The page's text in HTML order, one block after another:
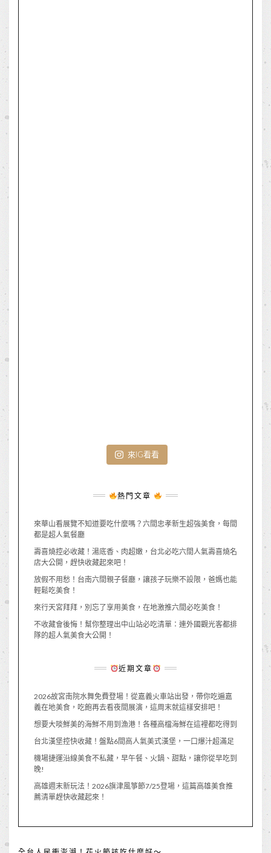
來IG看看
熱門文章
來華山看展覽不知道要吃什麼嗎？六間忠孝新生超強美食，每間
都是超人氣餐廳
壽喜燒控必收藏！湯底香、肉超嫩，台北必吃六間人氣壽喜燒名
店大公開，趕快收藏起來吧！
放假不用愁！台南六間親子餐廳，讓孩子玩樂不設限，爸媽也能
輕鬆吃美食！
來行天宮拜拜，別忘了享用美食，在地激推六間必吃美食！
不收藏會後悔！幫你整理出中山站必吃清單：連外國觀光客都排
隊的超人氣美食大公開！
近期文章
2026故宮南院水舞免費登場！從嘉義火車站出發，帶你吃遍嘉
義在地美食，吃飽再去看夜間展演，這周末就這樣安排吧！
想要大啖鮮美的海鮮不用到漁港！各種高檔海鮮在這裡都吃得到
台北漢堡控快收藏！盤點6間高人氣美式漢堡，一口爆汁超滿足
機場捷運沿線美食不私藏，早午餐、火鍋、甜點，讓你從早吃到
晚!
高雄週末新玩法！2026旗津風箏節7/25登場，這篇高雄美食推
薦清單趕快收藏起來！